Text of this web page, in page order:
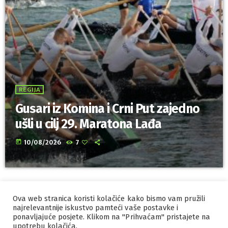
REGIJA
Gusari iz Komina i Crni Put zajedno
ušli u cilj 29. Maratona Lađa
today 10/08/2026 7
IZRADA I HOSTINGORBIS
MARKETING
PRAVILA PRIVATNOSTI
Ova web stranica koristi kolačiće kako bismo vam pružili
najrelevantnije iskustvo pamteći vaše postavke i
ponavljajuće posjete. Klikom na "Prihvaćam" pristajete na
upotrebu kolačića.